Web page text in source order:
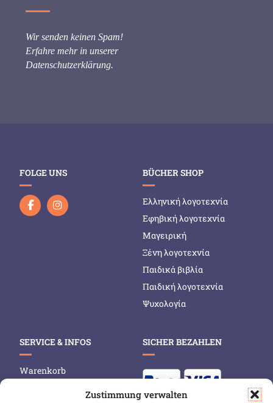
Zustimmung verwalten
Wir senden keinen Spam!
Erfahre mehr in unserer
Datenschutzerklärung.
FOLGE UNS BÜCHER SHOP
Ελληνική λογοτεχνία
Εφηβική λογοτεχνία
Μαγειρική
Ξένη λογοτεχνία
Παιδικά βιβλία
Παιδική λογοτεχνία
Ψυχολογία
SERVICE & INFOS
Warenkorb
SICHER BEZAHLEN